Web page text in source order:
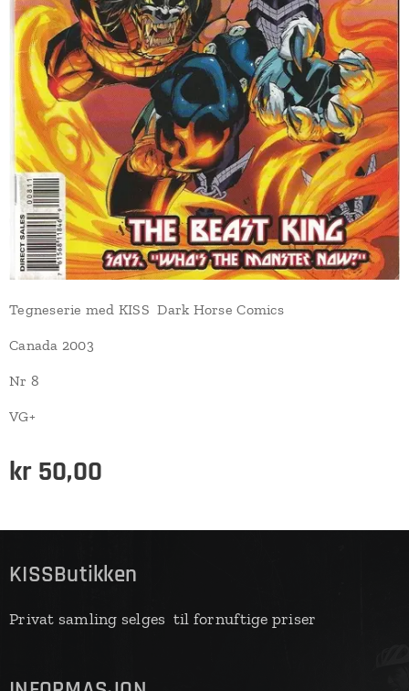
Tegneserie med KISS Dark Horse Comics
Canada 2003
Nr 8
VG+
kr 50,00
KISSButikken
Privat samling selges til fornuftige priser